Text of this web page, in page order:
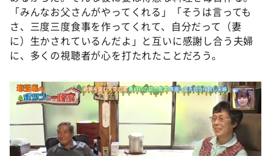
「みんなお父さんがやってくれる」「そうは言っても
さ、三度三度食事を作ってくれて、自分だって（妻
に）生かされているんだよ」と互いに感謝し合う夫婦
に、多くの視聴者が心を打たれたことだろう。